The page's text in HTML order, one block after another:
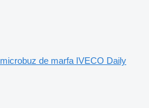
microbuz de marfa IVECO Daily